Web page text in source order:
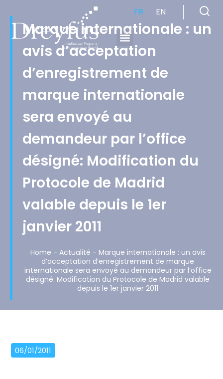
FR EN
Marque internationale : un
avis d’acceptation
d’enregistrement de
marque internationale
sera envoyé au
demandeur par l’office
désigné: Modification du
Protocole de Madrid
valable depuis le 1er
janvier 2011
Home - Actualité - Marque internationale : un avis
d’acceptation d’enregistrement de marque
internationale sera envoyé au demandeur par l’office
désigné: Modification du Protocole de Madrid valable
depuis le 1er janvier 2011
06/01/2011